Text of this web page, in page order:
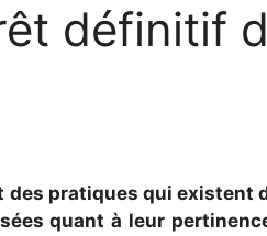
définitif
des pratiques qui
quant à leur